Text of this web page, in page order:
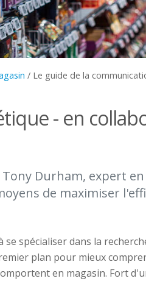
/ Le guide de la
- en
Durham, expert
de maximiser
spécialiser dans la
plan pour mieux
en magasin. Fort